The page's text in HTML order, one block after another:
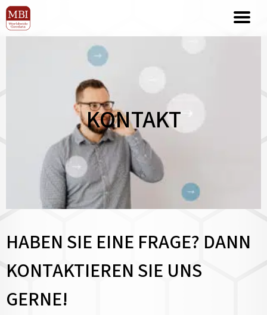
KONTAKT
HABEN SIE EINE FRAGE? DANN
KONTAKTIEREN SIE UNS
GERNE!